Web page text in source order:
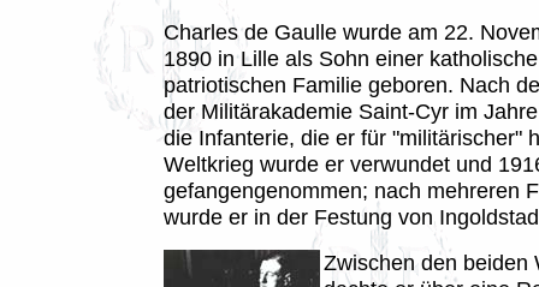
Charles de Gaulle wurde am 22.
1890 in Lille als Sohn einer
patriotischen Familie geboren. Nach
der Militärakademie Saint-Cyr im
die Infanterie, die er für "militärischer"
Weltkrieg wurde er verwundet und
gefangengenommen; nach mehreren
wurde er in der Festung von
Zwischen den beiden